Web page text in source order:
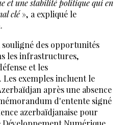
et une stabilité politique qui en
clé», a expliqué le
souligné des opportunités
les infrastructures,
et les
exemples incluent le
après une absence
d'entente signé
azerbaïdjanaise pour